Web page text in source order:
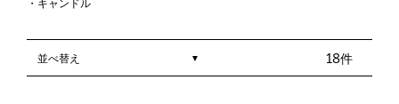
・キャンドル
18件
並べ替え